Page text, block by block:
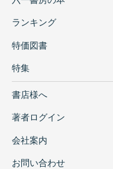
ランキング
特価図書
特集
書店様へ
著者ログイン
会社案内
お問い合わせ